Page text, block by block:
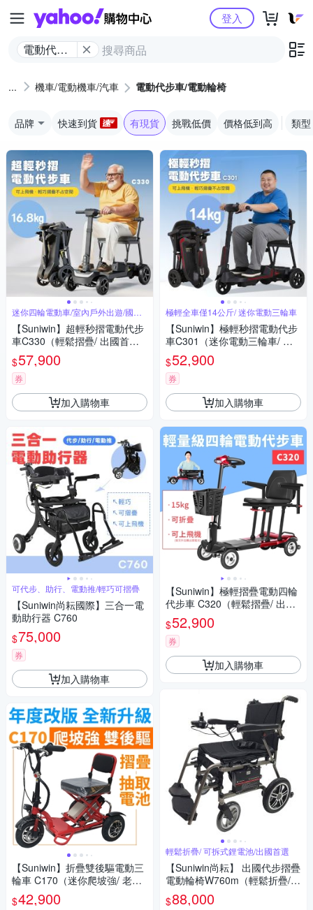
Yahoo購物中心
電動代步
椅
登入
機車/電動機車/汽車 電動代步車/電動輪椅
品牌 快速到貨 有現貨 挑戰低價 價格低到高 類型
迷你四輪電動車/室內戶外出遊/國內
外旅行
【Suniwin】超輕秒摺電動代步
車C330（輕鬆摺疊/ 出國首選/
老人長輩/ 室內戶外出遊）
$57,900
券
加入購物車
可代步、助行、電動推/輕巧可摺疊
【Suniwin尚耘國際】三合一電
動助行器 C760
$75,000
券
加入購物車
【Suniwin】折疊雙後驅電動三
輪車 C170（迷你爬坡強/ 老年
代步車/ 室內戶外出遊）
$42,900
極輕全車僅14公斤/ 迷你電動三輪車
【Suniwin】極輕秒摺電動代步
車C301（迷你電動三輪車/ 出
國首選/ 老人長輩/ 行動不便）
$52,900
券
加入購物車
【Suniwin】極輕摺疊電動四輪
代步車 C320（輕鬆摺疊/ 出國
首選/ 老人長輩/ 室內戶外出
遊）
$52,900
券
加入購物車
輕鬆折疊/ 可拆式鋰電池/出國首選
【Suniwin尚耘】 出國代步摺疊
電動輪椅W760m（輕鬆折疊/
可拆式鋰電池/ 出國首選）
$88,000